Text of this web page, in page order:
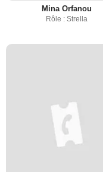
Mina Orfanou
Rôle : Strella